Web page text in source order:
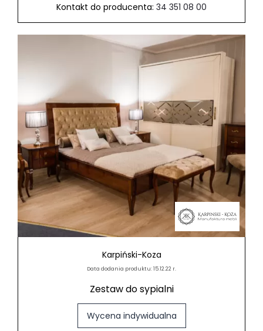
Kontakt do producenta: 34 351 08 00
Karpiński-Koza
Data dodania produktu: 15.12.22 r.
Zestaw do sypialni
Wycena indywidualna